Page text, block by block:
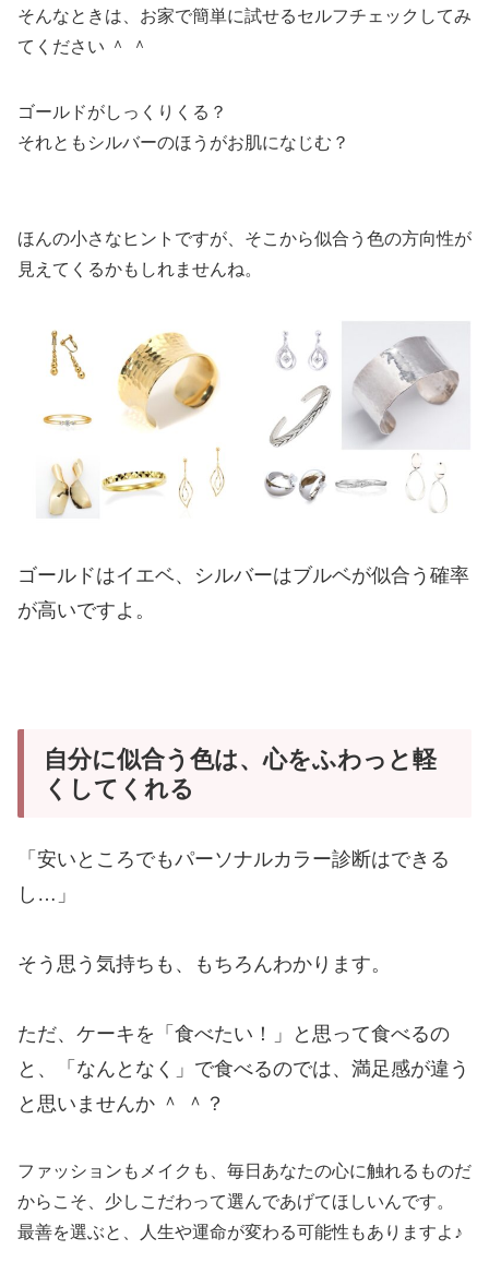
そんなときは、お家で簡単に試せるセルフチェックしてみ
てください ＾ ＾
ゴールドがしっくりくる？
それともシルバーのほうがお肌になじむ？
ほんの小さなヒントですが、そこから似合う色の方向性が
見えてくるかもしれませんね。
ゴールドはイエベ、シルバーはブルベが似合う確率
が高いですよ。
自分に似合う色は、心をふわっと軽
くしてくれる
「安いところでもパーソナルカラー診断はできる
し…」
そう思う気持ちも、もちろんわかります。
ただ、ケーキを「食べたい！」と思って食べるの
と、「なんとなく」で食べるのでは、満足感が違う
と思いませんか ＾ ＾？
ファッションもメイクも、毎日あなたの心に触れるものだ
からこそ、少しこだわって選んであげてほしいんです。
最善を選ぶと、人生や運命が変わる可能性もありますよ♪